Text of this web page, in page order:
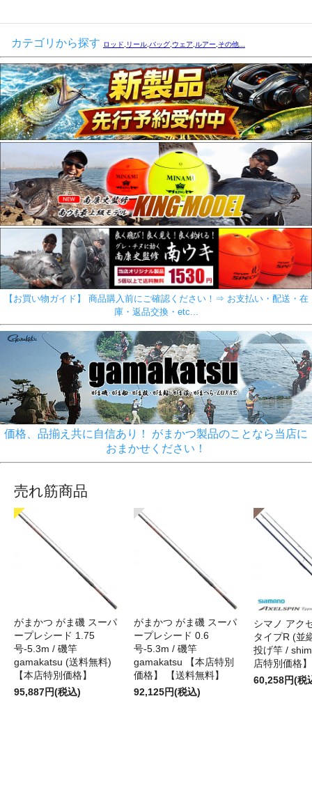
カテゴリから探す ロッド,リール,バッグ,ウェア,ルアー,その他...
【お買い物ガイド】 商品購入前にご確認ください！⇒ お支払い・配送・在
庫・返品交換・etc...
価格、品揃え共に自信あり！ がまかつ製品のことなら当店に
おまかせください！
売れ筋商品
がまかつ がま磯 スーパ
ープレシード 1.75
号-5.3m / 磯竿
gamakatsu (送料無料)
【本店特別価格】
95,887円(税込)
がまかつ がま磯 スーパ
ープレシード 0.6
号-5.3m / 磯竿
gamakatsu 【本店特別
価格】 【送料無料】
92,125円(税込)
シマノ アク
タイプR (並
投げ竿 /
店特別価格】
60,258円(税